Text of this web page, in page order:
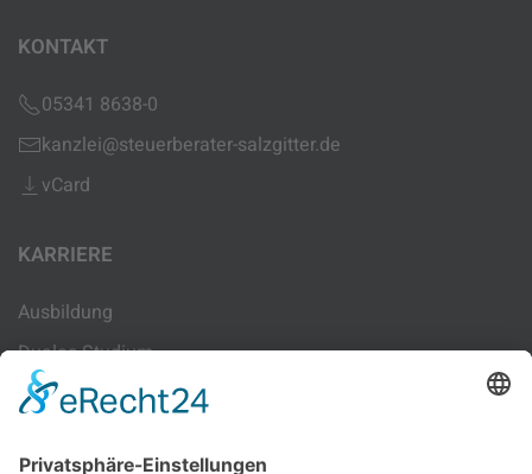
KONTAKT
05341 8638-0
kanzlei@steuerberater-salzgitter.de
vCard
KARRIERE
Ausbildung
Duales Studium
Sachbearbeitung